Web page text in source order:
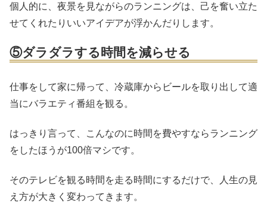
個人的に、夜景を見ながらのランニングは、己を奮い立た
せてくれたりいいアイデアが浮かんだりします。
⑤ダラダラする時間を減らせる
仕事をして家に帰って、冷蔵庫からビールを取り出して適
当にバラエティ番組を観る。
はっきり言って、こんなのに時間を費やすならランニング
をしたほうが100倍マシです。
そのテレビを観る時間を走る時間にするだけで、人生の見
え方が大きく変わってきます。